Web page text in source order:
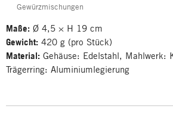
Gewürzmischungen
Maße: Ø 4,5 × H 19 cm
Gewicht: 420 g (pro Stück)
Material: Gehäuse: Edelstahl, Mahlwerk:
Trägerring: Aluminiumlegierung